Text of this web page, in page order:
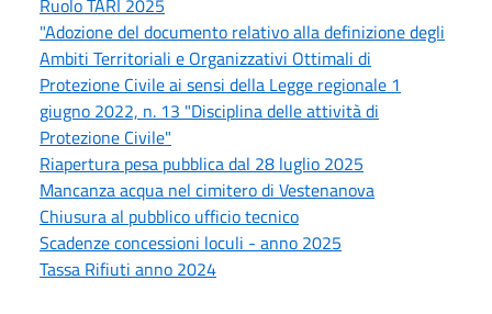
"Adozione del documento relativo alla definizione degli
Ambiti Territoriali e Organizzativi Ottimali di
Protezione Civile ai sensi della Legge regionale 1
giugno 2022, n. 13 "Disciplina delle attività di
Protezione Civile"
Riapertura pesa pubblica dal 28 luglio 2025
Mancanza acqua nel cimitero di Vestenanova
Chiusura al pubblico ufficio tecnico
Scadenze concessioni loculi - anno 2025
Tassa Rifiuti anno 2024